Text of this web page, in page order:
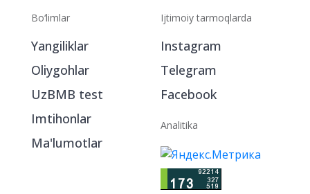
Bo‘limlar
Yangiliklar
Oliygohlar
UzBMB test
Imtihonlar
Ma'lumotlar
Ijtimoiy tarmoqlarda
Instagram
Telegram
Facebook
Analitika